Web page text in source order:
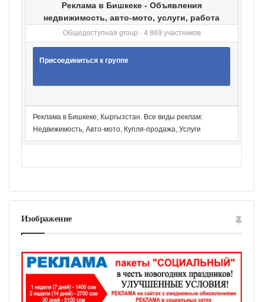
Реклама в Бишкеке - Объявления
недвижимость, авто-мото, услуги, работа
Общедоступная group · 4 869 участников
Присоединиться к группе
Реклама в Бишкеке, Кыргызстан. Все виды реклам:
Недвижимость, Авто-мото, Купля-продажа, Услуги
Изображение